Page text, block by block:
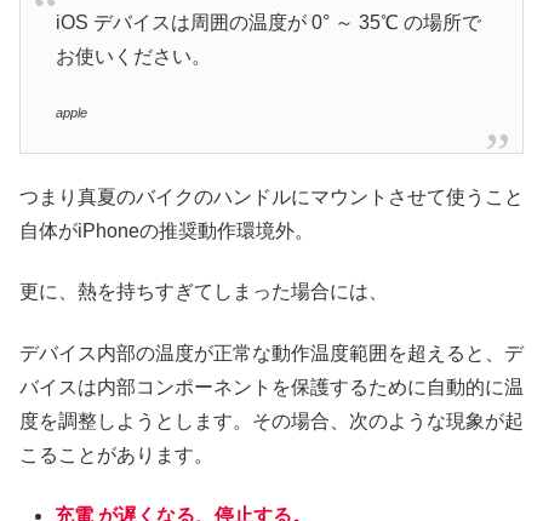
iOS デバイスは周囲の温度が 0° ～ 35℃ の場所で
お使いください。
apple
つまり真夏のバイクのハンドルにマウントさせて使うこと
自体がiPhoneの推奨動作環境外。
更に、熱を持ちすぎてしまった場合には、
デバイス内部の温度が正常な動作温度範囲を超えると、デ
バイスは内部コンポーネントを保護するために自動的に温
度を調整しようとします。その場合、次のような現象が起
こることがあります。
充電 が遅くなる、停止する。